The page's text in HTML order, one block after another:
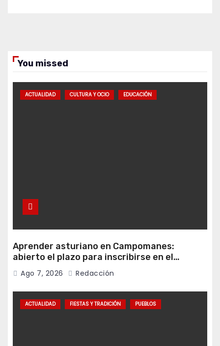
You missed
ACTUALIDAD CULTURA Y OCIO EDUCACIÓN
Aprender asturiano en Campomanes:
abierto el plazo para inscribirse en el
programa Falamos
Ago 7, 2026 Redacción
ACTUALIDAD FIESTAS Y TRADICIÓN PUEBLOS